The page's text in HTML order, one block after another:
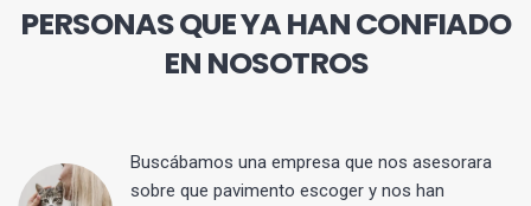
PERSONAS QUE YA HAN CONFIADO
EN NOSOTROS
Buscábamos una empresa que nos asesorara
sobre que pavimento escoger y nos han